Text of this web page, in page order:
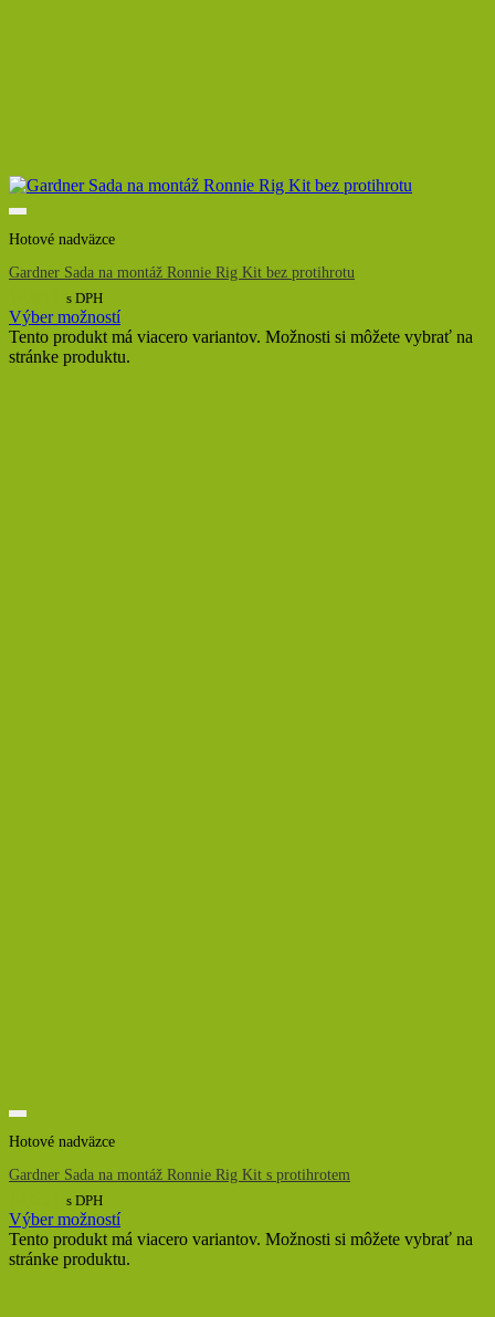
Hotové nadväzce
Gardner Sada na montáž Ronnie Rig Kit bez protihrotu
s DPH
Výber možností
Tento produkt má viacero variantov. Možnosti si môžete vybrať na
stránke produktu.
Hotové nadväzce
Gardner Sada na montáž Ronnie Rig Kit s protihrotem
s DPH
Výber možností
Tento produkt má viacero variantov. Možnosti si môžete vybrať na
stránke produktu.